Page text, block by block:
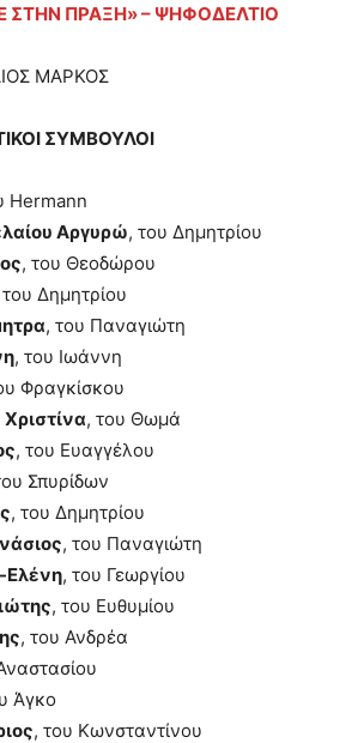
ΣΤΗΝ ΠΡΑΞΗ» – ΨΗΦΟΔΕΛΤΙΟ
ΜΑΡΚΟΣ
ΣΥΜΒΟΥΛΟΙ
Hermann
Αργυρώ, του Δημητρίου
, του Θεοδώρου
του Δημητρίου
, του Παναγιώτη
, του Ιωάννη
Φραγκίσκου
, του Θωμά
, του Ευαγγέλου
Σπυρίδων
, του Δημητρίου
, του Παναγιώτη
Ελένη, του Γεωργίου
, του Ευθυμίου
, του Ανδρέα
Άγκο
, του Κωνσταντίνου